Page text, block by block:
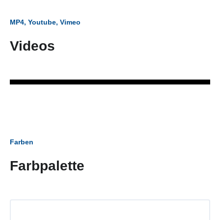
MP4, Youtube, Vimeo
Videos
Farben
Farbpalette